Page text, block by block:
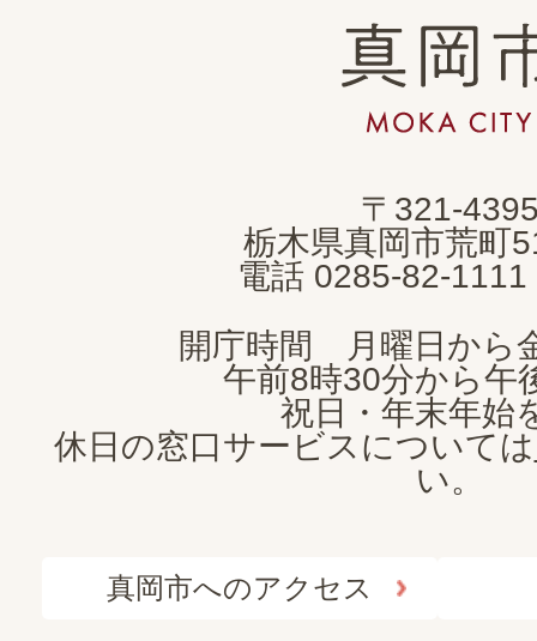
真
岡
市
CITY
〒321-
栃木県真岡市荒町
電話 0285-82-1111
開庁時間 月曜日から
午前8時30分から午
祝日・年末年始
休日の窓口サービスについては
い。
真岡市へのアクセス